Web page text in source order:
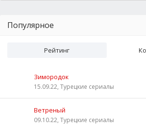
Популярное
Рейтинг
Зимородок
15.09.22, Турецкие сериалы
Ветреный
09.10.22, Турецкие сериалы